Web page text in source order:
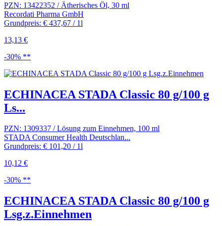
PZN: 13422352 / Ätherisches Öl, 30 ml
Recordati Pharma GmbH
Grundpreis: € 437,67 / 1l
13,13 €
-30% **
ECHINACEA STADA Classic 80 g/100 g
Ls...
PZN: 1309337 / Lösung zum Einnehmen, 100 ml
STADA Consumer Health Deutschlan...
Grundpreis: € 101,20 / 1l
10,12 €
-30% **
ECHINACEA STADA Classic 80 g/100 g
Lsg.z.Einnehmen